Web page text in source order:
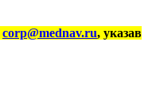
corp@mednav.ru, указав